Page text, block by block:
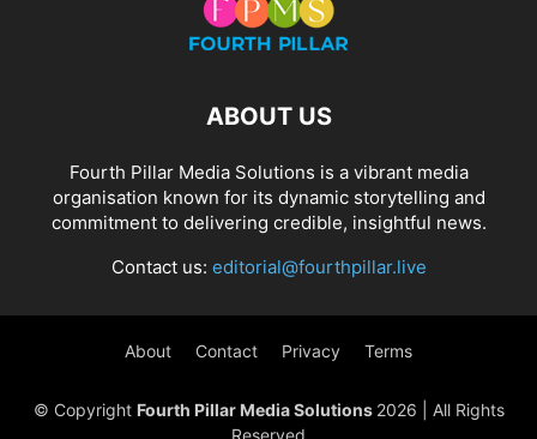
ABOUT US
Fourth Pillar Media Solutions is a vibrant media
organisation known for its dynamic storytelling and
commitment to delivering credible, insightful news.
Contact us: editorial@fourthpillar.live
About Contact Privacy Terms
© Copyright Fourth Pillar Media Solutions 2026 | All Rights